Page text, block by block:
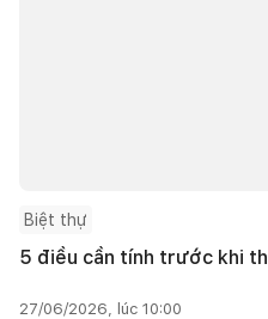
Biệt thự
5 điều cần tính trước khi
27/06/2026, lúc 10:00